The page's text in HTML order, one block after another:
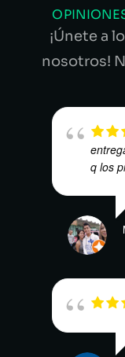
¡Únete a
nosotros!
q los